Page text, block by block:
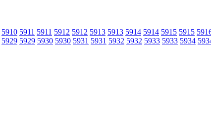
5910 5911 5911 5912 5912 5913 5913 5914 5914 5915 5915
5929 5929 5930 5930 5931 5931 5932 5932 5933 5933 5934